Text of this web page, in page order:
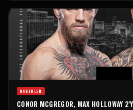
HABERLER
CONOR MCGREGOR, MAX HOLLOWAY